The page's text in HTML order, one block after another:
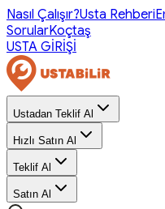
Nasıl Çalışır?Usta Rehberi
SorularKoçtaş
USTA GİRİŞİ
Ustadan Teklif Al
Hızlı Satın Al
Teklif Al
Satın Al